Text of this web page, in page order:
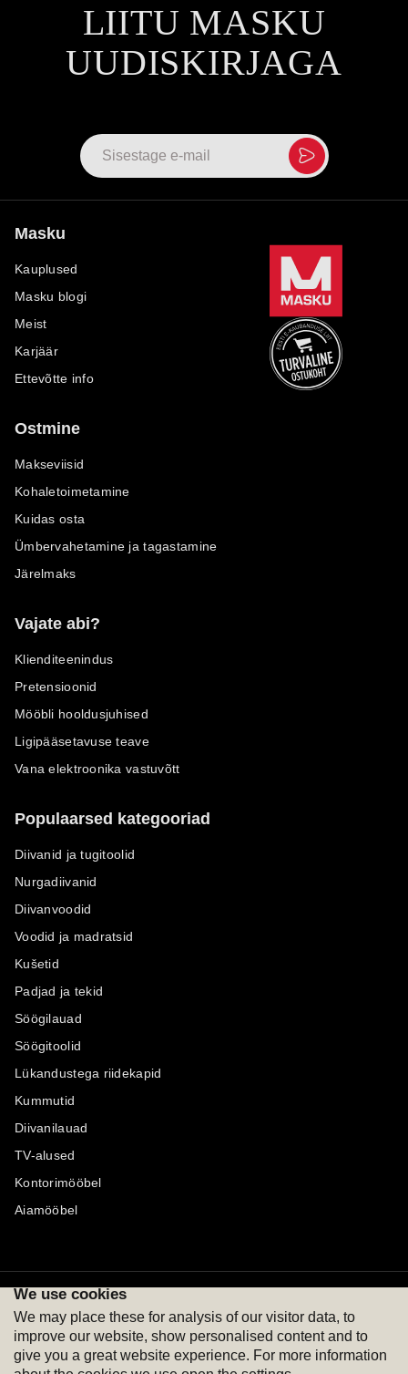
LIITU MASKU
UUDISKIRJAGA
Masku
Kauplused
Masku blogi
Meist
Karjäär
Ettevõtte info
Ostmine
Makseviisid
Kohaletoimetamine
Kuidas osta
Ümbervahetamine ja tagastamine
Järelmaks
Vajate abi?
Klienditeenindus
Pretensioonid
Mööbli hooldusjuhised
Ligipääsetavuse teave
Vana elektroonika vastuvõtt
Populaarsed kategooriad
Diivanid ja tugitoolid
Nurgadiivanid
Diivanvoodid
Voodid ja madratsid
Kušetid
Padjad ja tekid
Söögilauad
Söögitoolid
Lükandustega riidekapid
Kummutid
Diivanilauad
TV-alused
Kontorimööbel
Aiamööbel
Maksevõimalused
We use cookies
We may place these for analysis of our visitor data, to
improve our website, show personalised content and to
give you a great website experience. For more information